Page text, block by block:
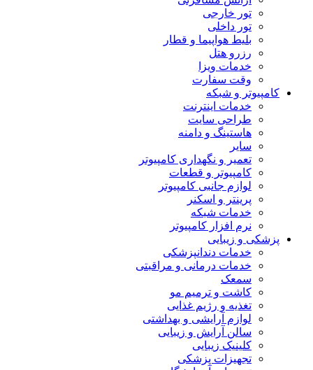
تور خارجی
تور داخلی
بلیط هواپیما و قطار
رزرو هتل
خدمات ویزا
وقت سفارت
کامپیوتر و شبکه
خدمات اینترنت
طراحی سایت
هاستینگ و دامنه
سایر
تعمیر و نگهداری کامپیوتر
کامپیوتر و قطعات
لوازم جانبی کامپیوتر
پرینتر و اسکنر
خدمات شبکه
نرم افزار کامپیوتر
پزشکی و زیبایی
خدمات دندانپزشکی
خدمات درمانی و مراقبتی
سمعک
کاشت و ترمیم مو
تغذیه و رژیم غذایی
لوازم آرایشی و بهداشتی
سالن آرایش و زیبایی
کلینیک زیبایی
تجهیزات پزشکی